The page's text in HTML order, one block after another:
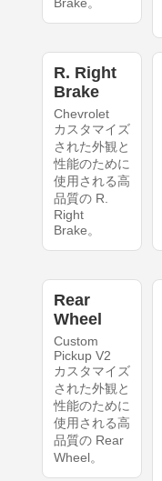
Brake。
R. Right
Brake
Chevrolet
カスタマイズ
された外観と
性能のために
使用される高
品質の R.
Right
Brake。
Rear
Wheel
Custom
Pickup V2
カスタマイズ
された外観と
性能のために
使用される高
品質の Rear
Wheel。